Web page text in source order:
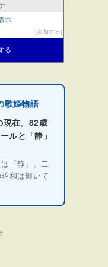
示
参加する
る
歌姫物語
現在。82歳
ルと「静」
「静」。二
和は輝いて